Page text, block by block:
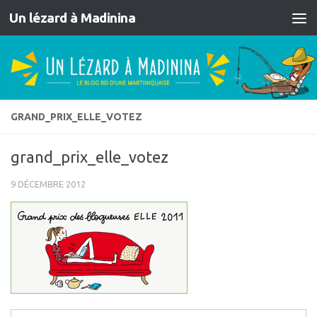
Skip to content
Un lézard à Madinina
GRAND_PRIX_ELLE_VOTEZ
grand_prix_elle_votez
9 DÉCEMBRE 2012